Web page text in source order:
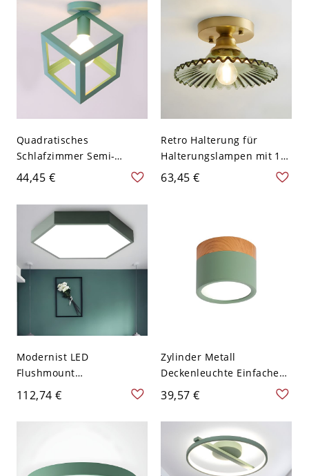
Quadratisches
Schlafzimmer Semi-
Flushmount
Zeitgenössisches Metall 1
Birne Grüne Flush-
Deckenleuchte
44,45 €
Retro Halterung für
Halterungslampen mit 1
Glühbirne, grünem
geripptem Glas und
63,45 €
Modernist LED
Flushmount
Black/Grey/White Hexagon
Ceiling Mount Light
Fixture with Acrylic Shade
120V Grün 30,48 cm
112,74 €
Zylinder Metall
Deckenleuchte Einfache
LED-Beleuchtung für den
Flur - Grün 110V-120V
39,57 €